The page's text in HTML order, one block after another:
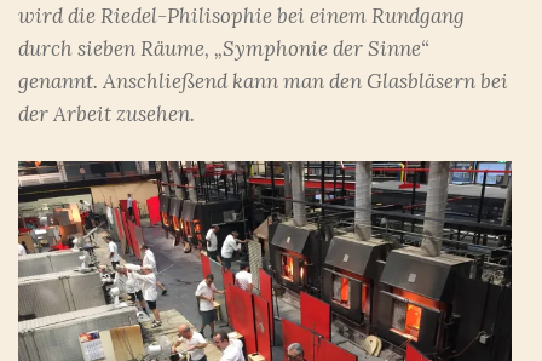
wird die Riedel-Philisophie bei einem Rundgang
durch sieben Räume, „Symphonie der Sinne“
genannt. Anschließend kann man den Glasbläsern bei
der Arbeit zusehen.